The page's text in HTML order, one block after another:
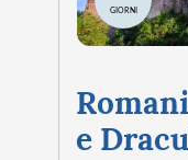
GIORNI
e